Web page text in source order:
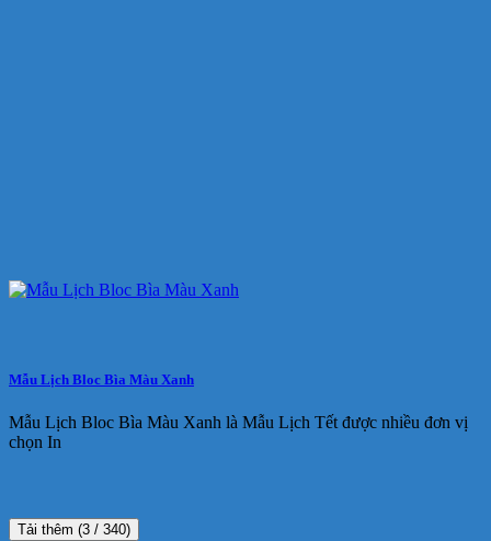
Mẫu Lịch Bloc Bìa Màu Xanh
Mẫu Lịch Bloc Bìa Màu Xanh là Mẫu Lịch Tết được nhiều đơn vị
chọn In
Tải thêm (3 / 340)